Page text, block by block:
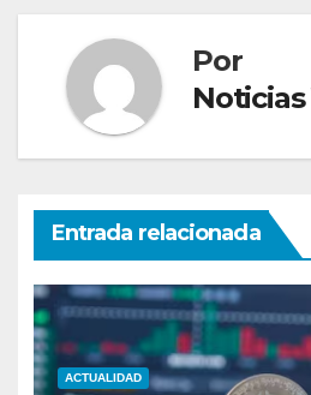
Por
Entrada relacionada
ACTUALIDAD